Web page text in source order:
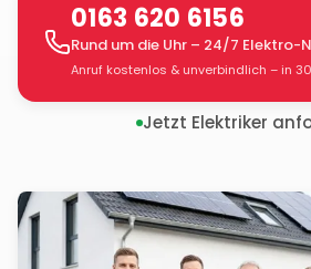
0163 620 6156
Rund um die Uhr – 24/7 Elektro-
Anruf kostenlos & unverbindlich – in
Jetzt Elektriker